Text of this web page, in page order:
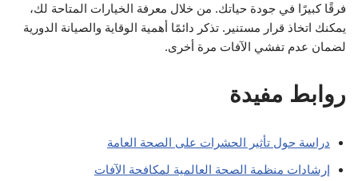
فرقًا كبيرًا في جودة حياتك. من خلال معرفة الخيارات المتاحة لك،
يمكنك اتخاذ قرار مستنير. تذكر دائمًا أهمية الوقاية والصيانة الدورية
لضمان عدم تفشي الآفات مرة أخرى.
روابط مفيدة
دراسة حول تأثير الحشرات على الصحة العامة
إرشادات منظمة الصحة العالمية لمكافحة الآفات